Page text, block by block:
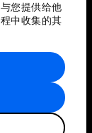
您提供给他
中收集的其